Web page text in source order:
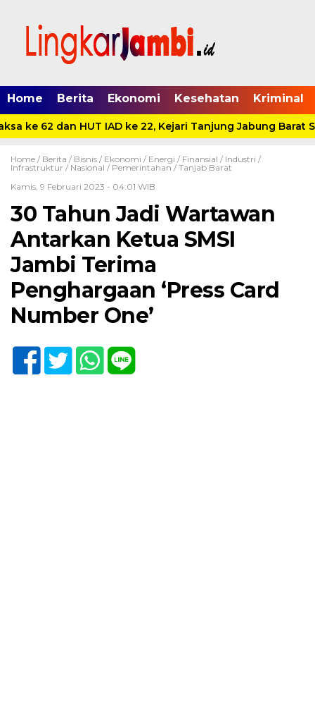
Home Berita Ekonomi Kesehatan Kriminal
ke 62 dan HUT IAD ke 22, Kejari Tanjung Jabung Barat
Home / Berita / Bisnis / Ekonomi / Energi / Finansial / Industri /
Infrastruktur / Nasional / Pemerintahan / Tanjab Barat
Kamis, 9 Februari 2023 - 04:01 WIB
30 Tahun Jadi Wartawan
Antarkan Ketua SMSI
Jambi Terima
Penghargaan ‘Press Card
Number One’